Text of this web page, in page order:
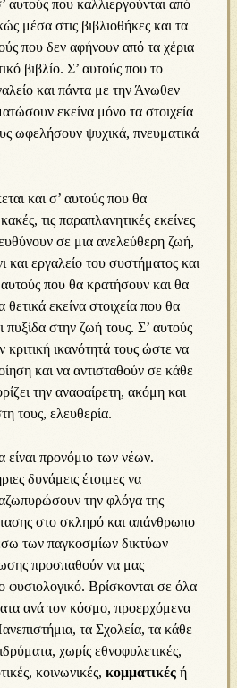
αυτούς που καλλιεργούνται από
μέσα στις βιβλιοθήκες και τα
που δεν αφήνουν από τα χέρια
βιβλίο. Σ’ αυτούς που το
και πάντα με την Άνωθεν
εκείνα μόνο τα στοιχεία
ωφελήσουν ψυχικά, πνευματικά
και σ’ αυτούς που θα
τις παραπλανητικές εκείνες
σε μια ανελεύθερη ζωή,
και εργαλείο του συστήματος και
που θα κρατήσουν και θα
θετικά εκείνα στοιχεία που θα
στην ζωή τους. Σ’ αυτούς
ικανότητά τους ώστε να
και να αντισταθούν σε κάθε
την αναφαίρετη, ακόμη και
τους, ελευθερία.
προνόμιο των νέων.
δυνάμεις έτοιμες να
την φλόγα της
στο σκληρό και απάνθρωπο
των παγκοσμίων δικτύων
προσπαθούν να μας
φυσιολογικό. Βρίσκονται σε όλα
ανά τον κόσμο, προερχόμενα
τα Σχολεία, τα κάθε
χωρίς εθνοφυλετικές,
κοινωνικές,κομματικές ή